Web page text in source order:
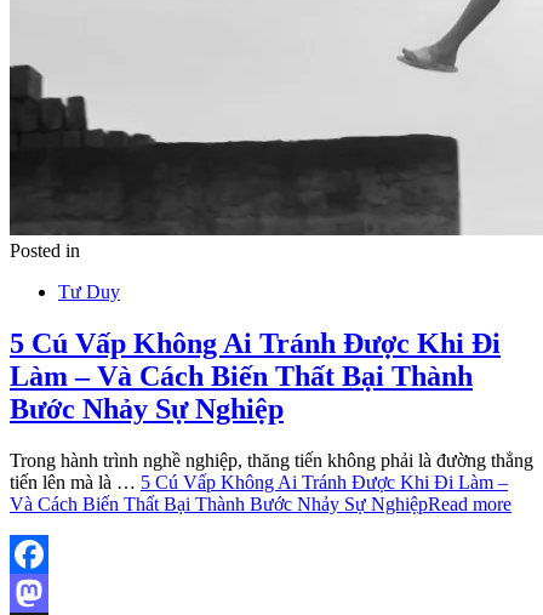
Posted in
Tư Duy
5 Cú Vấp Không Ai Tránh Được Khi Đi
Làm – Và Cách Biến Thất Bại Thành
Bước Nhảy Sự Nghiệp
Trong hành trình nghề nghiệp, thăng tiến không phải là đường thẳng
tiến lên mà là … 5 Cú Vấp Không Ai Tránh Được Khi Đi Làm –
Và Cách Biến Thất Bại Thành Bước Nhảy Sự NghiệpRead more
Facebook